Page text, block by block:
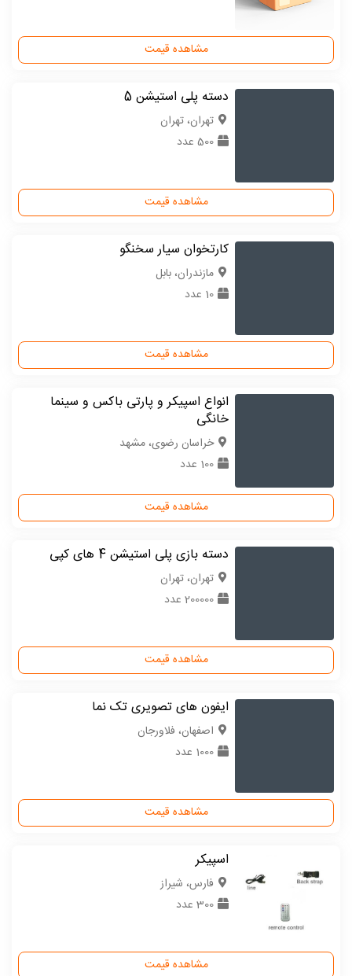
مشاهده قیمت
دسته پلی استیشن 5
تهران، تهران
500 عدد
مشاهده قیمت
کارتخوان سیار سخنگو
مازندران، بابل
10 عدد
مشاهده قیمت
انواع اسپیکر و پارتی باکس و سینما
خانگی
خراسان رضوی، مشهد
100 عدد
مشاهده قیمت
دسته بازی پلی استیشن 4 های کپی
تهران، تهران
200000 عدد
مشاهده قیمت
ایفون های تصویری تک نما
اصفهان، فلاورجان
1000 عدد
مشاهده قیمت
اسپیکر
فارس، شیراز
300 عدد
مشاهده قیمت